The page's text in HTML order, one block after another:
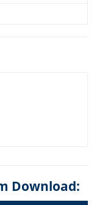
Download: